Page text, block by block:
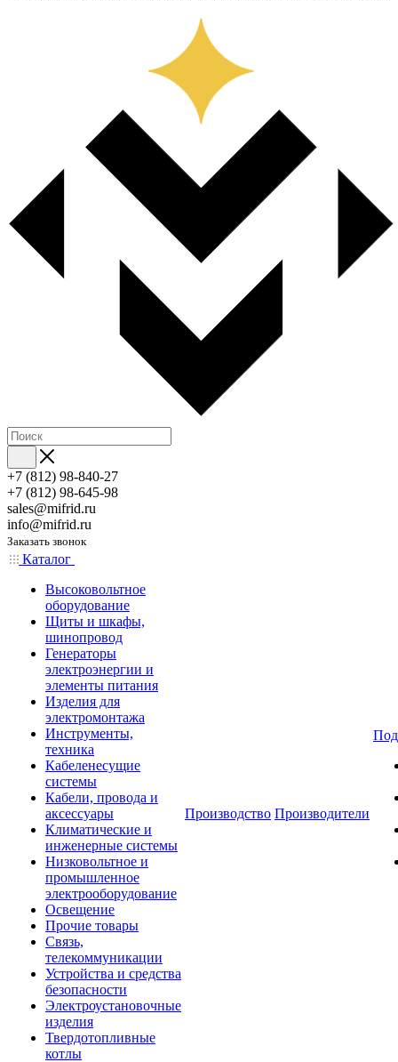
+7 (812) 98-840-27
+7 (812) 98-645-98
sales@mifrid.ru
info@mifrid.ru
Заказать звонок
Каталог
Высоковольтное
оборудование
Щиты и шкафы,
шинопровод
Генераторы
электроэнергии и
элементы питания
Изделия для
электромонтажа
Инструменты,
техника
Кабеленесущие
системы
Кабели, провода и
аксессуары
Климатические и
инженерные системы
Низковольтное и
промышленное
электрооборудование
Освещение
Прочие товары
Связь,
телекоммуникации
Устройства и средства
безопасности
Электроустановочные
изделия
Твердотопливные
котлы
Производство Производители